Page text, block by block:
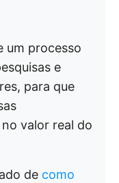
um processo
e
para que
valor real do
de como